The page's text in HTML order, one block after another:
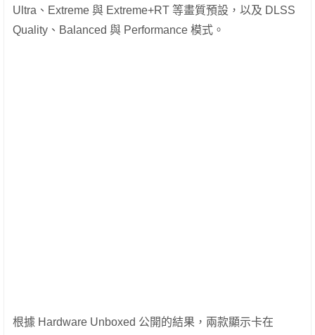
Ultra、Extreme 與 Extreme+RT 等畫質預設，以及 DLSS
Quality、Balanced 與 Performance 模式。
根據 Hardware Unboxed 公開的結果，兩款顯示卡在